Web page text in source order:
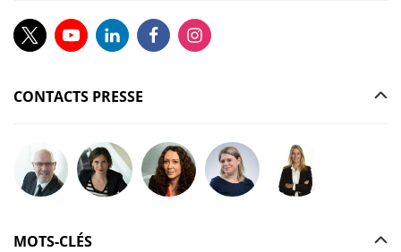
CONTACTS PRESSE
Poser votre question à Christophe GILBERT
Poser votre question à Fanny KERECKI
Poser votre question à Mélissa
Poser votre question à Marine
Poser votre question
MOTS-CLÉS